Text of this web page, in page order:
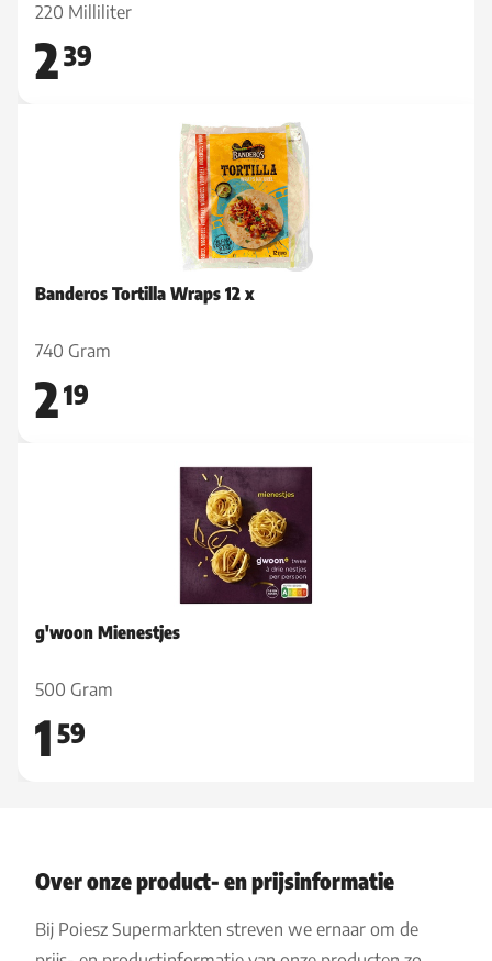
220 Milliliter
239
Banderos Tortilla Wraps 12 x
740 Gram
219
g'woon Mienestjes
500 Gram
1 59
Over onze product- en prijsinformatie
Bij Poiesz Supermarkten streven we ernaar om de